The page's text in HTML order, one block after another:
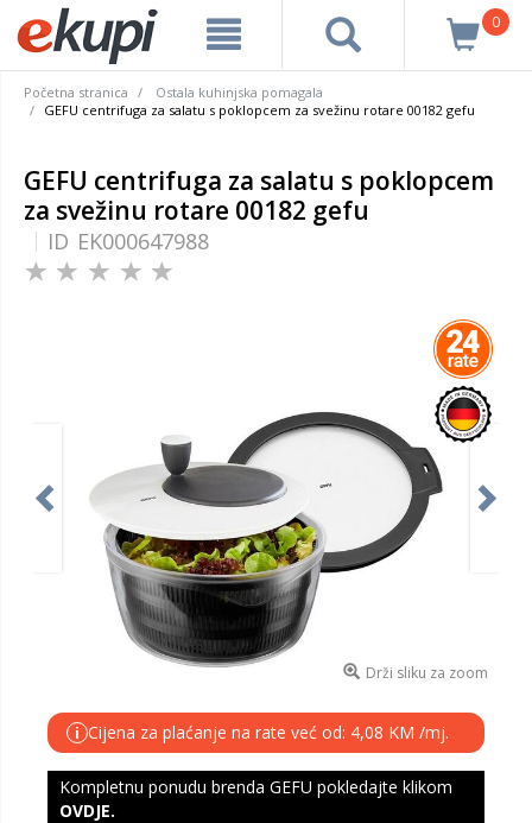
0
Početna stranica
Ostala kuhinjska pomagala
GEFU centrifuga za salatu s poklopcem za svežinu rotare 00182 gefu
GEFU centrifuga za salatu s poklopcem
za svežinu rotare 00182 gefu
ID EK000647988
Drži sliku za zoom
i Cijena za plaćanje na rate već od: 4,08 KM /mj.
Kompletnu ponudu brenda GEFU pokledajte klikom
OVDJE.